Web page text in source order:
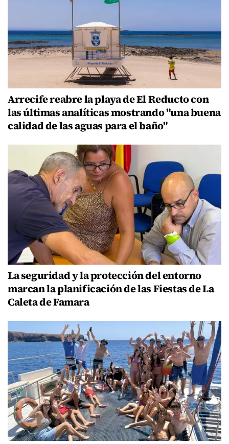
Arrecife reabre la playa de El Reducto con
las últimas analíticas mostrando "una buena
calidad de las aguas para el baño"
La seguridad y la protección del entorno
marcan la planificación de las Fiestas de La
Caleta de Famara